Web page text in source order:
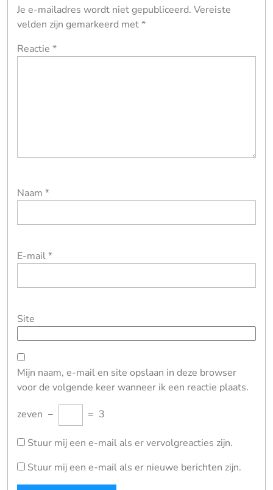
Je e-mailadres wordt niet gepubliceerd. Vereiste
velden zijn gemarkeerd met*
Reactie *
Naam *
E-mail*
Site
Mijn naam, e-mail en site opslaan in deze browser
voor de volgende keer wanneer ik een reactie plaats.
zeven − = 3
Stuur mij een e-mail als er vervolgreacties zijn.
Stuur mij een e-mail als er nieuwe berichten zijn.